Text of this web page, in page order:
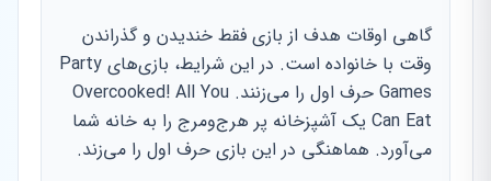
گاهی اوقات هدف از بازی فقط خندیدن و گذراندن
وقت با خانواده است. در این شرایط، بازی‌های Party
Games حرف اول را می‌زنند. Overcooked! All You
Can Eat یک آشپزخانه پر هرج‌ومرج را به خانه شما
می‌آورد. هماهنگی در این بازی حرف اول را می‌زند.